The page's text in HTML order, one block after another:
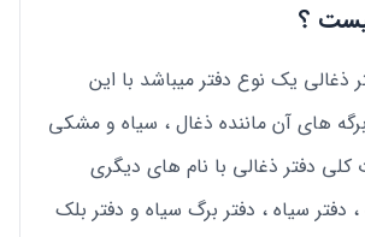
؟
ذغالی یک نوع دفتر میباشد با این
های آن ماننده ذغال ، سیاه و مشکی
دفتر ذغالی با نام های دیگری
سیاه ، دفتر برگ سیاه و دفتر بلک